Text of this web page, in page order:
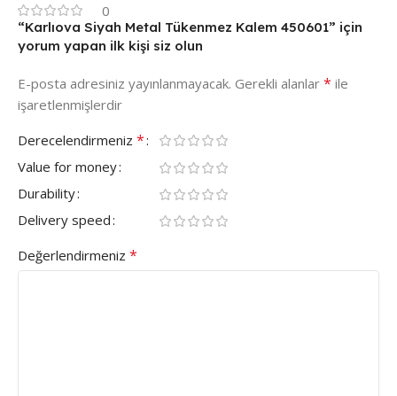
0
“Karlıova Siyah Metal Tükenmez Kalem 450601” için
yorum yapan ilk kişi siz olun
E-posta adresiniz yayınlanmayacak. Gerekli alanlar * ile
işaretlenmişlerdir
Derecelendirmeniz *
Value for money
Durability
Delivery speed
Değerlendirmeniz *